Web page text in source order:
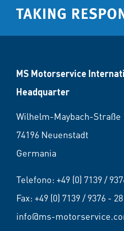
MS Motorservice
Headquarter
Wilhelm-Maybach-Straße
74196 Neuenstadt
Germania
Telefono: +49 (0) 7139 /
Fax: +49 (0) 7139 / 9376 -
info@ms-